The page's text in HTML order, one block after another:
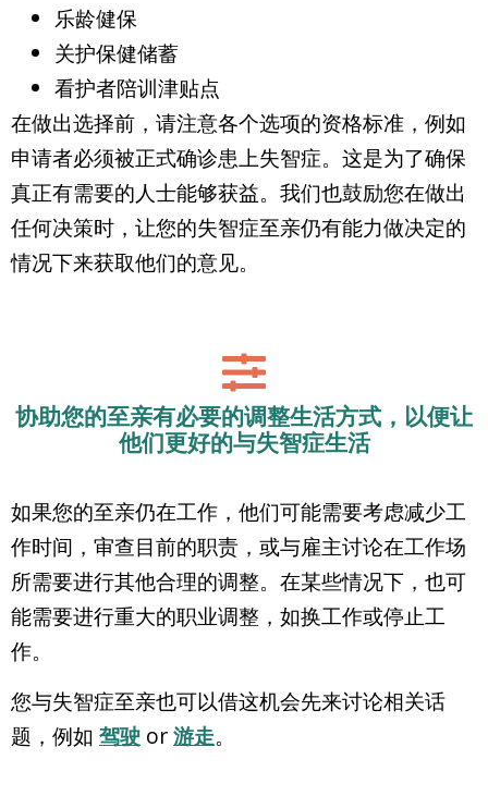
乐龄健保
关护保健储蓄
看护者陪训津贴点
在做出选择前，请注意各个选项的资格标准，例如
申请者必须被正式确诊患上失智症。这是为了确保
真正有需要的人士能够获益。我们也鼓励您在做出
任何决策时，让您的失智症至亲仍有能力做决定的
情况下来获取他们的意见。
协助您的至亲有必要的调整生活方式，以便让
他们更好的与失智症生活
如果您的至亲仍在工作，他们可能需要考虑减少工
作时间，审查目前的职责，或与雇主讨论在工作场
所需要进行其他合理的调整。在某些情况下，也可
能需要进行重大的职业调整，如换工作或停止工
作。
您与失智症至亲也可以借这机会先来讨论相关话
题，例如 驾驶 or游走。